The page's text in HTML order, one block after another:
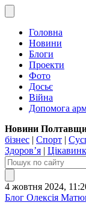
Головна
Новини
Блоги
Проекти
Фото
Досьє
Війна
Допомога
Новини
бізнес | Спорт |
Здоров’я |
4 жовтня 2024,
Блог Олексія